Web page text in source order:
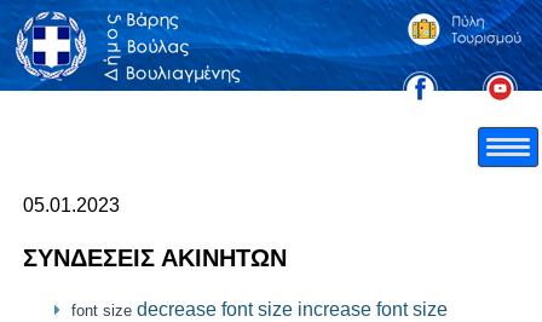
05.01.2023
ΣΥΝΔΕΣΕΙΣ ΑΚΙΝΗΤΩΝ
font size decrease font size increase font size